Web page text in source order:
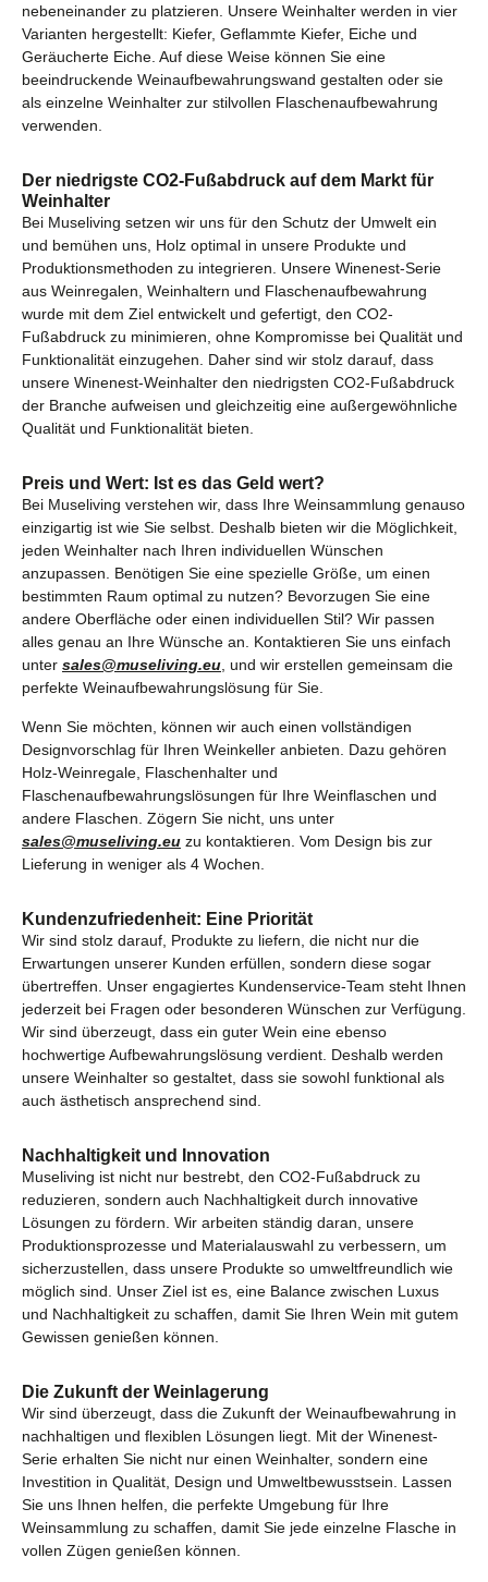
nebeneinander zu platzieren. Unsere Weinhalter werden in vier
Varianten hergestellt: Kiefer, Geflammte Kiefer, Eiche und
Geräucherte Eiche. Auf diese Weise können Sie eine
beeindruckende Weinaufbewahrungswand gestalten oder sie
als einzelne Weinhalter zur stilvollen Flaschenaufbewahrung
verwenden.
Der niedrigste CO2-Fußabdruck auf dem Markt für
Weinhalter
Bei Museliving setzen wir uns für den Schutz der Umwelt ein
und bemühen uns, Holz optimal in unsere Produkte und
Produktionsmethoden zu integrieren. Unsere Winenest-Serie
aus Weinregalen, Weinhaltern und Flaschenaufbewahrung
wurde mit dem Ziel entwickelt und gefertigt, den CO2-
Fußabdruck zu minimieren, ohne Kompromisse bei Qualität und
Funktionalität einzugehen. Daher sind wir stolz darauf, dass
unsere Winenest-Weinhalter den niedrigsten CO2-Fußabdruck
der Branche aufweisen und gleichzeitig eine außergewöhnliche
Qualität und Funktionalität bieten.
Preis und Wert: Ist es das Geld wert?
Bei Museliving verstehen wir, dass Ihre Weinsammlung genauso
einzigartig ist wie Sie selbst. Deshalb bieten wir die Möglichkeit,
jeden Weinhalter nach Ihren individuellen Wünschen
anzupassen. Benötigen Sie eine spezielle Größe, um einen
bestimmten Raum optimal zu nutzen? Bevorzugen Sie eine
andere Oberfläche oder einen individuellen Stil? Wir passen
alles genau an Ihre Wünsche an. Kontaktieren Sie uns einfach
unter sales@museliving.eu, und wir erstellen gemeinsam die
perfekte Weinaufbewahrungslösung für Sie.
Wenn Sie möchten, können wir auch einen vollständigen
Designvorschlag für Ihren Weinkeller anbieten. Dazu gehören
Holz-Weinregale, Flaschenhalter und
Flaschenaufbewahrungslösungen für Ihre Weinflaschen und
andere Flaschen. Zögern Sie nicht, uns unter
sales@museliving.eu zu kontaktieren. Vom Design bis zur
Lieferung in weniger als 4 Wochen.
Kundenzufriedenheit: Eine Priorität
Wir sind stolz darauf, Produkte zu liefern, die nicht nur die
Erwartungen unserer Kunden erfüllen, sondern diese sogar
übertreffen. Unser engagiertes Kundenservice-Team steht Ihnen
jederzeit bei Fragen oder besonderen Wünschen zur Verfügung.
Wir sind überzeugt, dass ein guter Wein eine ebenso
hochwertige Aufbewahrungslösung verdient. Deshalb werden
unsere Weinhalter so gestaltet, dass sie sowohl funktional als
auch ästhetisch ansprechend sind.
Nachhaltigkeit und Innovation
Museliving ist nicht nur bestrebt, den CO2-Fußabdruck zu
reduzieren, sondern auch Nachhaltigkeit durch innovative
Lösungen zu fördern. Wir arbeiten ständig daran, unsere
Produktionsprozesse und Materialauswahl zu verbessern, um
sicherzustellen, dass unsere Produkte so umweltfreundlich wie
möglich sind. Unser Ziel ist es, eine Balance zwischen Luxus
und Nachhaltigkeit zu schaffen, damit Sie Ihren Wein mit gutem
Gewissen genießen können.
Die Zukunft der Weinlagerung
Wir sind überzeugt, dass die Zukunft der Weinaufbewahrung in
nachhaltigen und flexiblen Lösungen liegt. Mit der Winenest-
Serie erhalten Sie nicht nur einen Weinhalter, sondern eine
Investition in Qualität, Design und Umweltbewusstsein. Lassen
Sie uns Ihnen helfen, die perfekte Umgebung für Ihre
Weinsammlung zu schaffen, damit Sie jede einzelne Flasche in
vollen Zügen genießen können.